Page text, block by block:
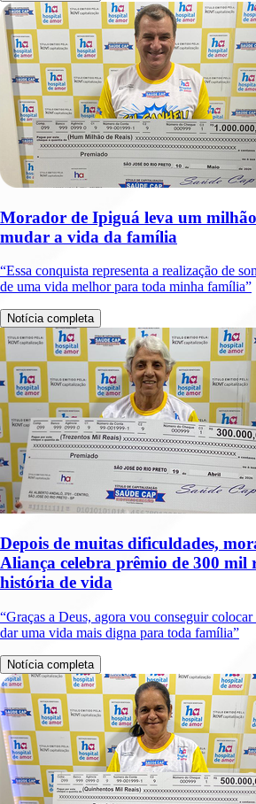
Morador de Ipiguá leva um milhão
mudar a vida da família
“Essa conquista representa a realização de
de uma vida melhor para toda minha família”
Notícia completa
Depois de muitas dificuldades,
Aliança celebra prêmio de 300 mil
história de vida
“Graças a Deus, agora vou conseguir
dar uma vida mais digna para toda família”
Notícia completa